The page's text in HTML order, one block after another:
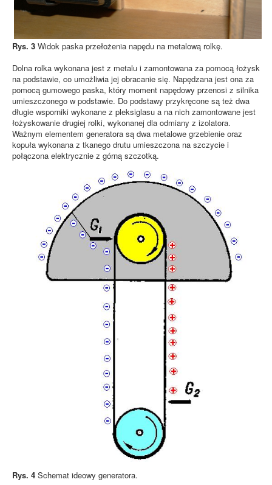
Rys. 3 Widok paska przełożenia napędu na metalową rolkę.
Dolna rolka wykonana jest z metalu i zamontowana za pomocą łożysk
na podstawie, co umożliwia jej obracanie się. Napędzana jest ona za
pomocą gumowego paska, który moment napędowy przenosi z silnika
umieszczonego w podstawie. Do podstawy przykręcone są też dwa
długie wsporniki wykonane z pleksiglasu a na nich zamontowane jest
łożyskowanie drugiej rolki, wykonanej dla odmiany z izolatora.
Ważnym elementem generatora są dwa metalowe grzebienie oraz
kopuła wykonana z tkanego drutu umieszczona na szczycie i
połączona elektrycznie z górną szczotką.
Rys. 4 Schemat ideowy generatora.